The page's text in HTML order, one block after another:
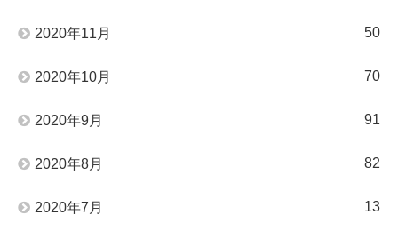
2020年11月 50
2020年10月 70
2020年9月 91
2020年8月 82
2020年7月 13